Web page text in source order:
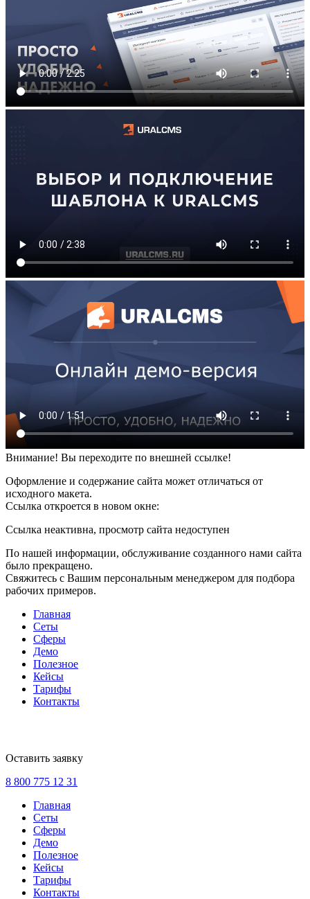
Внимание! Вы переходите по внешней ссылке!
Оформление и содержание сайта может отличаться от
исходного макета.
Ссылка откроется в новом окне:
Ссылка неактивна, просмотр сайта недоступен
По нашей информации, обслуживание созданного нами сайта
было прекращено.
Свяжитесь с Вашим персональным менеджером для подбора
рабочих примеров.
Главная
Сеты
Сферы
Демо
Полезное
Кейсы
Тарифы
Контакты
Оставить заявку
8 800 775 12 31
Главная
Сеты
Сферы
Демо
Полезное
Кейсы
Тарифы
Контакты